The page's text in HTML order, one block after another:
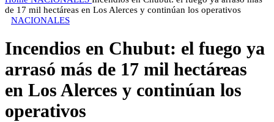
de 17 mil hectáreas en Los Alerces y continúan los operativos
NACIONALES
Incendios en Chubut: el fuego ya
arrasó más de 17 mil hectáreas
en Los Alerces y continúan los
operativos